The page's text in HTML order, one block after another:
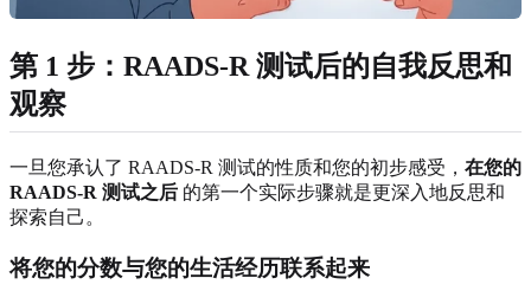
第 1 步：RAADS-R 测试后的自我反思和
观察
一旦您承认了 RAADS-R 测试的性质和您的初步感受， 在您的
RAADS-R 测试之后 的第一个实际步骤就是更深入地反思和
探索自己。
将您的分数与您的生活经历联系起来